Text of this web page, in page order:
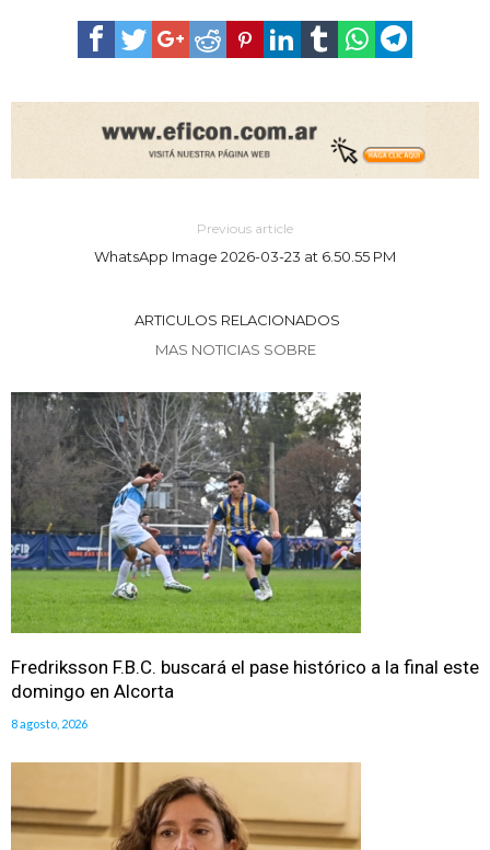
Previous article
WhatsApp Image 2026-03-23 at 6.50.55 PM
ARTICULOS RELACIONADOS
MAS NOTICIAS SOBRE
Fredriksson F.B.C. buscará el pase histórico a la final este
domingo en Alcorta
8 agosto, 2026